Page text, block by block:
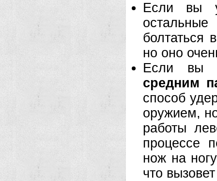
Если вы
болтаться
но оно
Если вы
средним
способ
оружием,
работы
процессе
нож на
что